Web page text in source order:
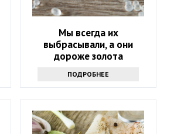
Мы всегда их
выбрасывали, а они
дороже золота
ПОДРОБНЕЕ